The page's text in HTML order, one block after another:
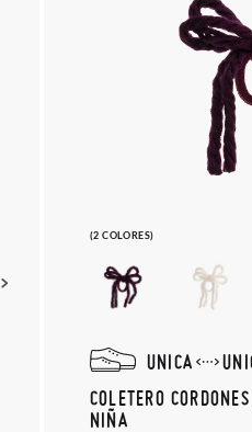
(2 COLORES)
UNICA
COLETERO
NIÑA